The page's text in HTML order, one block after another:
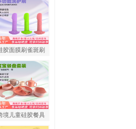
胶面膜刷雀斑刷
境儿童硅胶餐具